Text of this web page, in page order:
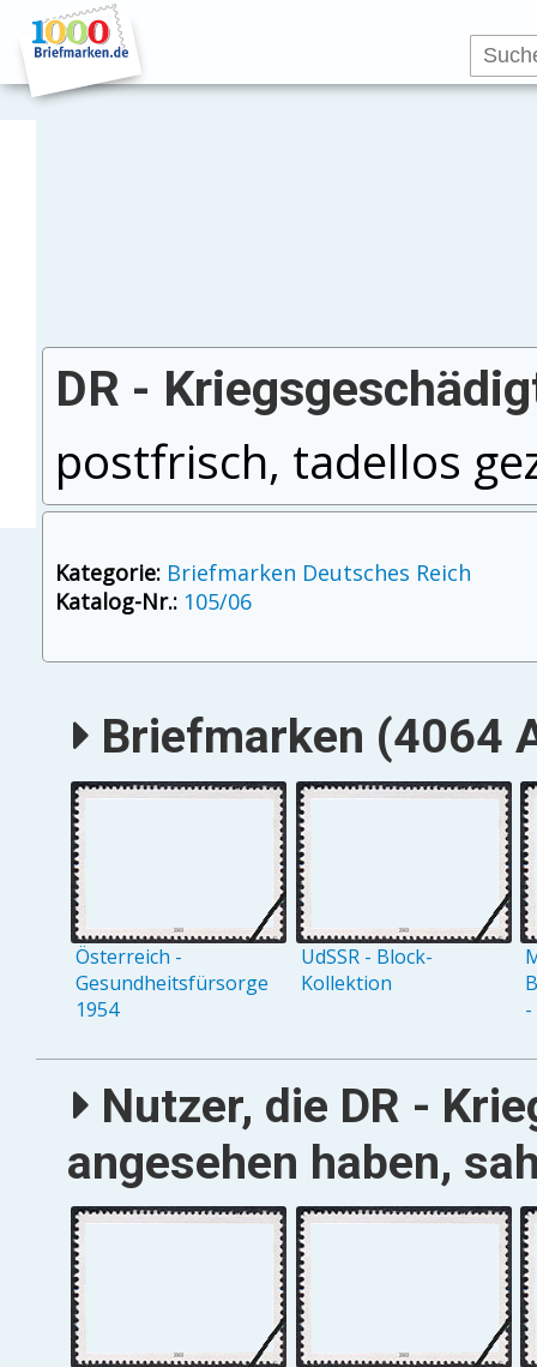
DR -
postfrisch, tadellos
Kategorie: Briefmarken Deutsches Reich
Katalog-Nr.: 105/06
Briefmarken (4064
Österreich -
Gesundheitsfürsorge
1954
UdSSR - Block-
Kollektion
Nutzer, die DR -
angesehen haben,